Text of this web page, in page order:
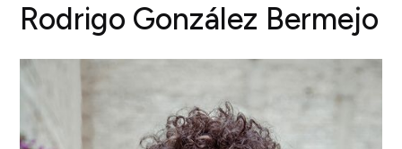
Rodrigo González Bermejo